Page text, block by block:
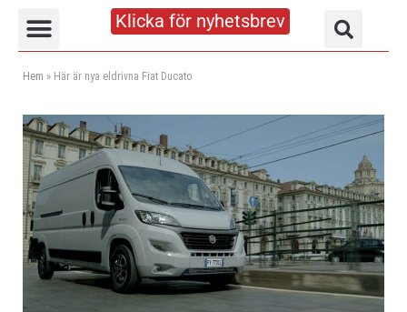
Klicka för nyhetsbrev
Hem » Här är nya eldrivna Fiat Ducato